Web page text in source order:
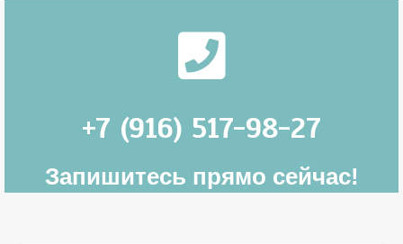
+7 (916) 517-98-27
Запишитесь прямо сейчас!